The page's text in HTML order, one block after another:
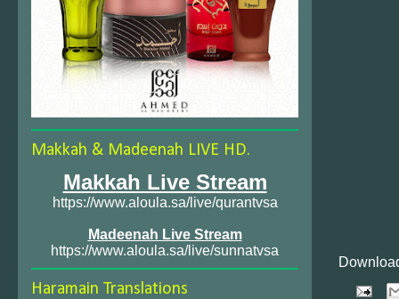
Makkah & Madeenah LIVE HD.
Makkah Live Stream
https://www.aloula.sa/live/qurantvsa
Madeenah Live Stream
https://www.aloula.sa/live/sunnatvsa
Haramain Translations